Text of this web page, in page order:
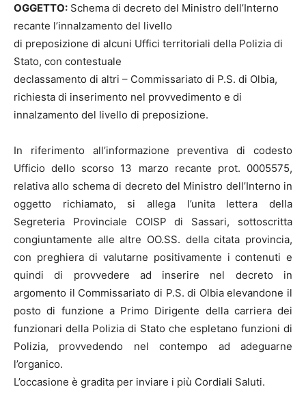
OGGETTO: Schema di decreto del Ministro dell’Interno
recante l’innalzamento del livello
di preposizione di alcuni Uffici territoriali della Polizia di
Stato, con contestuale
declassamento di altri – Commissariato di P.S. di Olbia,
richiesta di inserimento nel provvedimento e di
innalzamento del livello di preposizione.
In riferimento all’informazione preventiva di codesto
Ufficio dello scorso 13 marzo recante prot. 0005575,
relativa allo schema di decreto del Ministro dell’Interno in
oggetto richiamato, si allega l’unita lettera della
Segreteria Provinciale COISP di Sassari, sottoscritta
congiuntamente alle altre OO.SS. della citata provincia,
con preghiera di valutarne positivamente i contenuti e
quindi di provvedere ad inserire nel decreto in
argomento il Commissariato di P.S. di Olbia elevandone il
posto di funzione a Primo Dirigente della carriera dei
funzionari della Polizia di Stato che espletano funzioni di
Polizia, provvedendo nel contempo ad adeguarne
l’organico.
L’occasione è gradita per inviare i più Cordiali Saluti.